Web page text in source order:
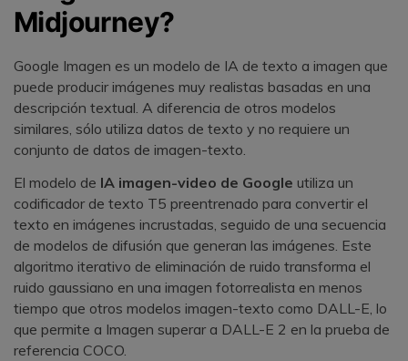
Midjourney?󠀲󠀡󠀠󠀦󠀣󠀩󠀢󠀦󠀨󠀳
󠀰Google Imagen es un modelo de IA de texto a imagen que
puede producir imágenes muy realistas basadas en una
descripción textual.󠀲󠀡󠀠󠀦󠀣󠀩󠀣󠀤󠀩󠀳󠀰 A diferencia de otros modelos
similares, sólo utiliza datos de texto y no requiere un
conjunto de datos de imagen-texto.󠀲󠀡󠀠󠀦󠀣󠀩󠀣󠀥󠀠󠀳
󠀰El modelo de IA imagen-video de Google utiliza un
codificador de texto T5 preentrenado para convertir el
texto en imágenes incrustadas, seguido de una secuencia
de modelos de difusión que generan las imágenes.󠀲󠀡󠀠󠀦󠀣󠀩󠀣󠀥󠀡󠀳󠀰 Este
algoritmo iterativo de eliminación de ruido transforma el
ruido gaussiano en una imagen fotorrealista en menos
tiempo que otros modelos imagen-texto como DALL-E, lo
que permite a Imagen superar a DALL-E 2 en la prueba de
referencia COCO.󠀲󠀡󠀠󠀦󠀣󠀩󠀣󠀥󠀢󠀳